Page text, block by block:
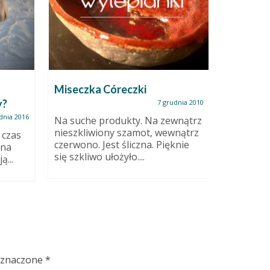
2016
Miseczka Córeczki
7 grudnia 2010
Na suche produkty. Na zewnątrz
nieszkliwiony szamot, wewnątrz
czerwono. Jest śliczna. Pięknie
się szkliwo ułożyło....
*